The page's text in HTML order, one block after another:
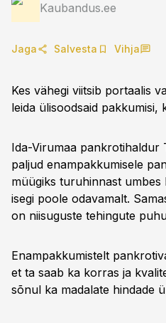
Kaubandus.ee
Jaga Salvesta Vihja
Kes vähegi viitsib portaalis
leida ülisoodsaid pakkumisi,
Ida-Virumaa pankrotihaldur
paljud enampakkumisele
müügiks turuhinnast
isegi poole odavamalt.
on niisuguste tehingute
Enampakkumistelt
et ta saab ka korras ja
sõnul ka madalate hindade